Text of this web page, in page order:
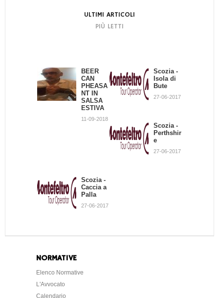
ULTIMI ARTICOLI
PIÙ LETTI
BEER
CAN
PHEASA
NT IN
SALSA
ESTIVA
11-09-2018
Scozia -
Isola di
Bute
27-06-2017
Scozia -
Perthshir
e
27-06-2017
Scozia -
Caccia a
Palla
27-06-2017
Caccia a
tavola:
maccher
oni
pistoiesi
al ragù
Pernici
alla
Radamès
12-02-2013
Non tutti
i
camosci
... in
L’abbinamento vino /
NORMATIVE
Elenco Normative
L'Avvocato
Calendario